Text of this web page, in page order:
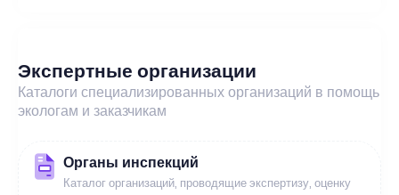
Экспертные организации
Каталоги специализированных организаций в помощь
экологам и заказчикам
Органы инспекций
Каталог организаций, проводящие экспертизу, оценку